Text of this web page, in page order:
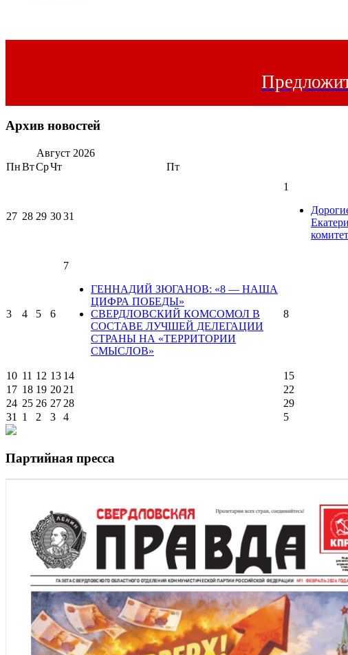
Архив новостей
Август 2026
ПнВтСрЧт Пт
27 28 29 3031
1
3 4 5 6
7
ГЕННАДИЙ ЗЮГАНОВ: «8 — НАША
ЦИФРА ПОБЕДЫ»
СВЕРДЛОВСКИЙ КОМСОМОЛ В
СОСТАВЕ ЛУЧШЕЙ ДЕЛЕГАЦИИ
СТРАНЫ НА «ТЕРРИТОРИИ
СМЫСЛОВ»
8
10 11 12 13 14 15
17 18 19 20 21 22
24 25 26 27 28 29
31
1 2 3 4 5
Партийная пресса